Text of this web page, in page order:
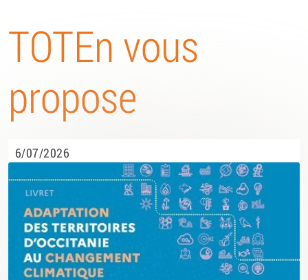
TOTEn vous
propose
6/07/2026